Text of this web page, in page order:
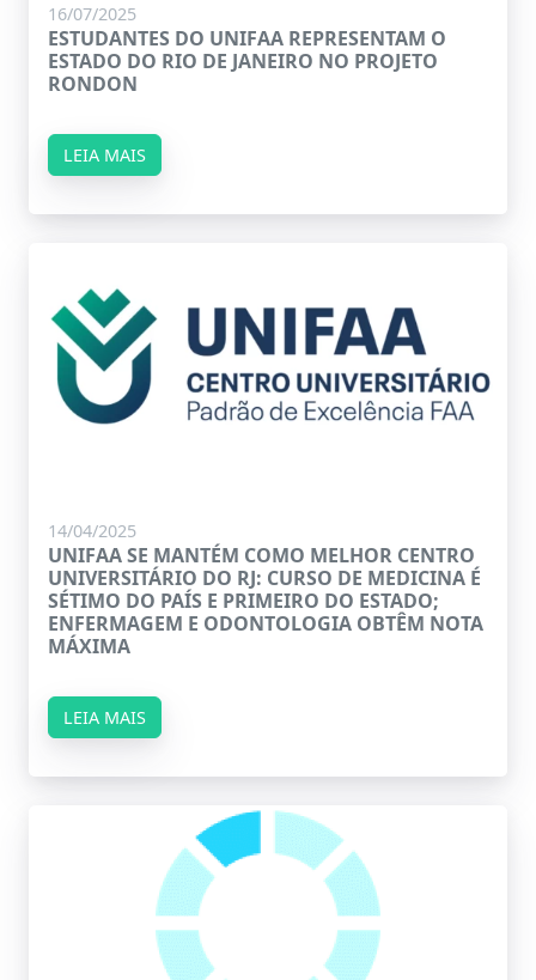
16/07/2025
ESTUDANTES DO UNIFAA REPRESENTAM O
ESTADO DO RIO DE JANEIRO NO PROJETO
RONDON
LEIA MAIS
14/04/2025
UNIFAA SE MANTÉM COMO MELHOR CENTRO
UNIVERSITÁRIO DO RJ: CURSO DE MEDICINA É
SÉTIMO DO PAÍS E PRIMEIRO DO ESTADO;
ENFERMAGEM E ODONTOLOGIA OBTÊM NOTA
MÁXIMA
LEIA MAIS